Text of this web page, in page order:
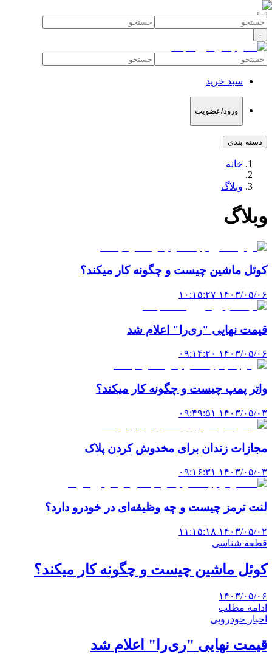
۰
سبد خرید
ورود/عضویت
دسته بندی
خانه
وبلاگ
وبلاگ
کوئل ماشین چیست و چگونه کار میکند؟
۱۴۰۳/۰۵/۰۶ ۱۰:۱۵:۲۷
قیمت نهایی "ری‌را" اعلام شد
۱۴۰۳/۰۵/۰۶ ۰۹:۱۴:۲۰
واتر پمپ چیست و چگونه کار میکند؟
۱۴۰۳/۰۵/۰۳ ۰۹:۴۹:۵۱
مجازات زندان برای مخدوش کردن پلاک
۱۴۰۳/۰۵/۰۳ ۰۹:۱۶:۳۱
لنت ترمز چیست و چه وظیفه‌ای در خودرو دارد؟
۱۴۰۳/۰۵/۰۲ ۱۱:۱۵:۱۸
قطعه شناسی
کوئل ماشین چیست و چگونه کار میکند؟
۱۴۰۳/۰۵/۰۶
ادامه مطلب
اخبار خودرویی
قیمت نهایی "ری‌را" اعلام شد